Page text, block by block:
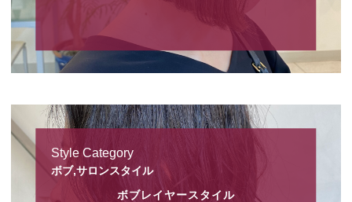
Style Category
ボブ,サロンスタイル
ボブレイヤースタイル